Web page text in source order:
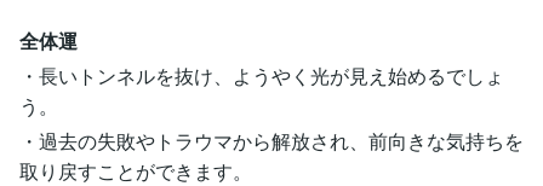
全体運
・長いトンネルを抜け、ようやく光が見え始めるでしょ
う。
・過去の失敗やトラウマから解放され、前向きな気持ちを
取り戻すことができます。